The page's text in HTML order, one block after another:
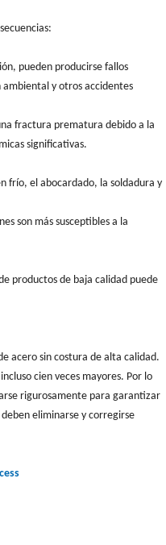
pueden producirse fallos
y otros accidentes
fractura prematura debido a la
significativas.
frío, el abocardado, la soldadura y
son más susceptibles a la
productos de baja calidad puede
acero sin costura de alta calidad.
cien veces mayores. Por lo
rigurosamente para garantizar
eliminarse y corregirse